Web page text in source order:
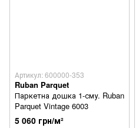
Артикул: 600000-353
Ruban Parquet
Паркетна дошка 1-сму. Ruban
Parquet Vintage 6003
5 060 грн/м²